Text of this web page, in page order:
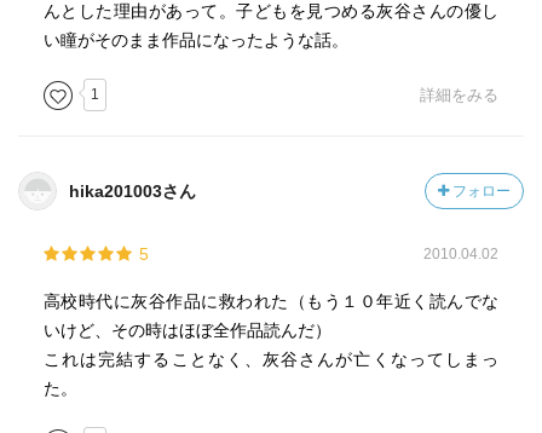
んとした理由があって。子どもを見つめる灰谷さんの優し
い瞳がそのまま作品になったような話。
1 詳細をみる
hika201003さん フォロー
5 2010.04.02
高校時代に灰谷作品に救われた（もう１０年近く読んでな
いけど、その時はほぼ全作品読んだ）
これは完結することなく、灰谷さんが亡くなってしまっ
た。